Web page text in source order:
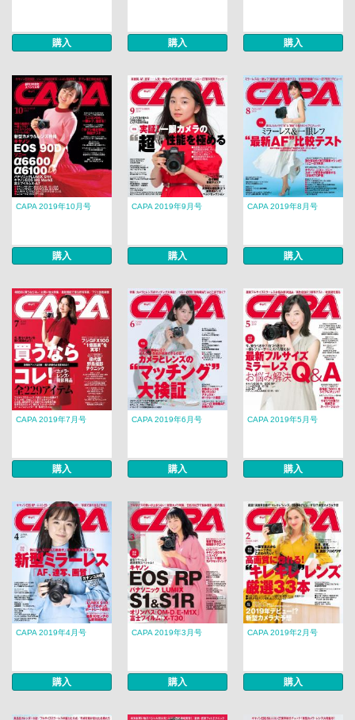
購入 購入 購入
CAPA 2019年10月号
購入
CAPA 2019年9月号
購入
CAPA 2019年8月号
購入
CAPA 2019年7月号
購入
CAPA 2019年6月号
購入
CAPA 2019年5月号
購入
CAPA 2019年4月号
購入
CAPA 2019年3月号
購入
CAPA 2019年2月号
購入